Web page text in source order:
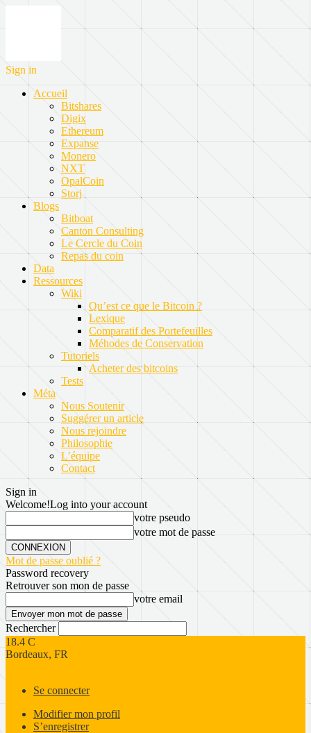
Sign in
Accueil
Bitshares
Digix
Ethereum
Expanse
Monero
NXT
OpalCoin
Storj
Blogs
Bitboat
Canton Consulting
Le Cercle du Coin
Repas du coin
Data
Ressources
Wiki
Qu’est ce que le Bitcoin ?
Lexique
Comparatif des Portefeuilles
Méhodes de Conservation
Tutoriels
Acheter des bitcoins
Tests
Méta
Nous Soutenir
Suggérer un article
Nous rejoindre
Philosophie
L’équipe
Contact
Sign in
Welcome!Log into your account
votre pseudo
votre mot de passe
Mot de passe oublié ?
Password recovery
Retrouver son mon de passe
votre email
Rechercher
18.4 C
Bordeaux, FR
Se connecter
Modifier mon profil
S’enregistrer